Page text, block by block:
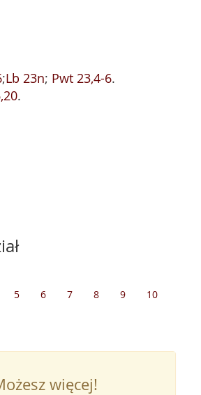
;Lb 23n; Pwt 23,4-6.
.
5 6 7 8 9
10
więcej!